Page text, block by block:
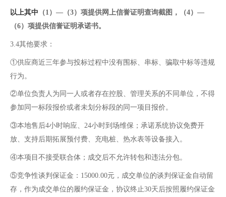
以上其中 （1）—（3） 项提供网上信誉证明查询截图，
（4）—
（6） 项提供信誉证明承诺书。
3.4其他要求：
①供应商近三年参与投标过程中没有围标、串标、骗取中标等违规
行为。
②单位负责人为同一人或者存在控股、管理关系的不同单位，不得
参加同一标段报价或者未划分标段的同一项目报价。
③本地售后4小时响应、24小时到场维保；承诺系统协议免费开
放、支持后期拓展预付费、充电桩、热水表等设备接入。
④本项目不接受联合体；成交后不允许转包和违法分包。
⑤竞争性谈判保证金：15000.00元，成交单位的谈判保证金自动留
存，作为成交单位的履约保证金，协议终止30天后按照履约保证金